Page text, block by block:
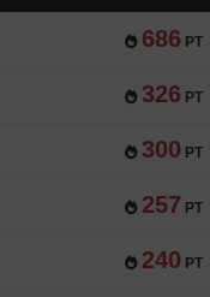
686 PT
326 PT
300 PT
257 PT
240 PT